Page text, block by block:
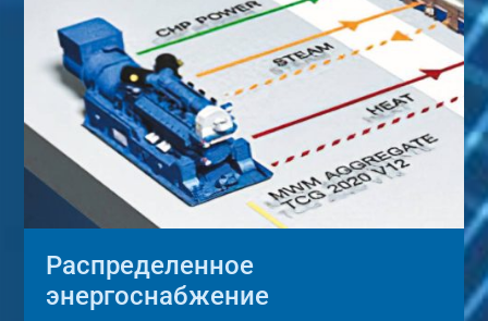
Распределенное
энергоснабжение